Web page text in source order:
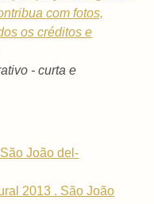
com fotos,
os créditos e
- curta e
João del-
2013 . São João